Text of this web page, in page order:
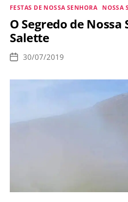
à
Categorias
FESTAS DE NOSSA SENHORA NOSSA
O Segredo de Nossa
Salette
Data
publicação
30/07/2019